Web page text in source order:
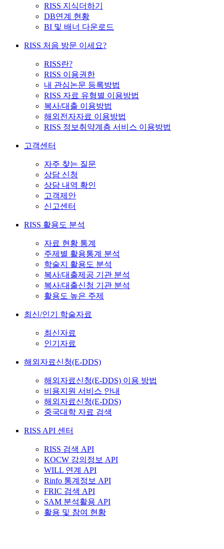
RISS 지식더하기
DB연계 현황
BI 및 배너 다운로드
RISS 처음 방문 이세요?
RISS란?
RISS 이용권한
내 관심논문 등록방법
RISS 자료 유형별 이용방법
복사/대출 이용방법
해외전자자료 이용방법
RISS 정보취약계층 서비스 이용방법
고객센터
자주 찾는 질문
상담 신청
상담 내역 확인
고객제안
신고센터
RISS 활용도 분석
자료 현황 통계
주제별 활용통계 분석
학술지 활용도 분석
복사/대출제공 기관 분석
복사/대출신청 기관 분석
활용도 높은 주제
최신/인기 학술자료
최신자료
인기자료
해외자료신청(E-DDS)
해외자료신청(E-DDS) 이용 방법
비용지원 서비스 안내
해외자료신청(E-DDS)
중국대학 자료 검색
RISS API 센터
RISS 검색 API
KOCW 강의정보 API
WILL 연계 API
Rinfo 통계정보 API
FRIC 검색 API
SAM 분석활용 API
활용 및 참여 현황